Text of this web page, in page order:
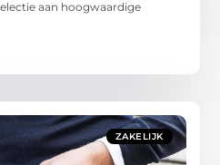
aan hoogwaardige
ZAKELIJK